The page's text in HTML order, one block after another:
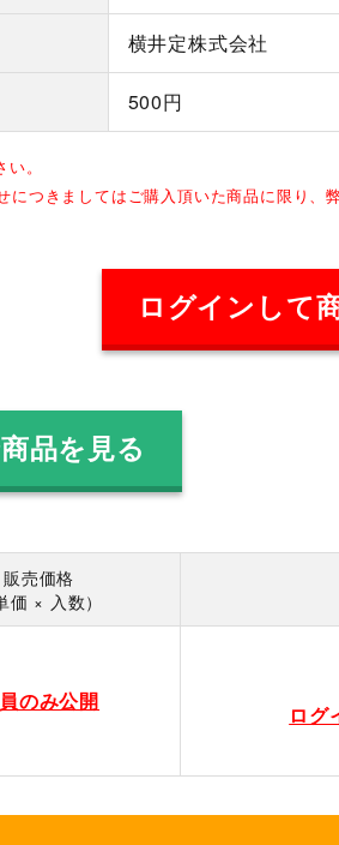
横井定株式会社
500円
。
つきましてはご購入頂いた商品に限り、
ログインして
品を見る
販売価格
価 × 入数）
のみ公開
ログ